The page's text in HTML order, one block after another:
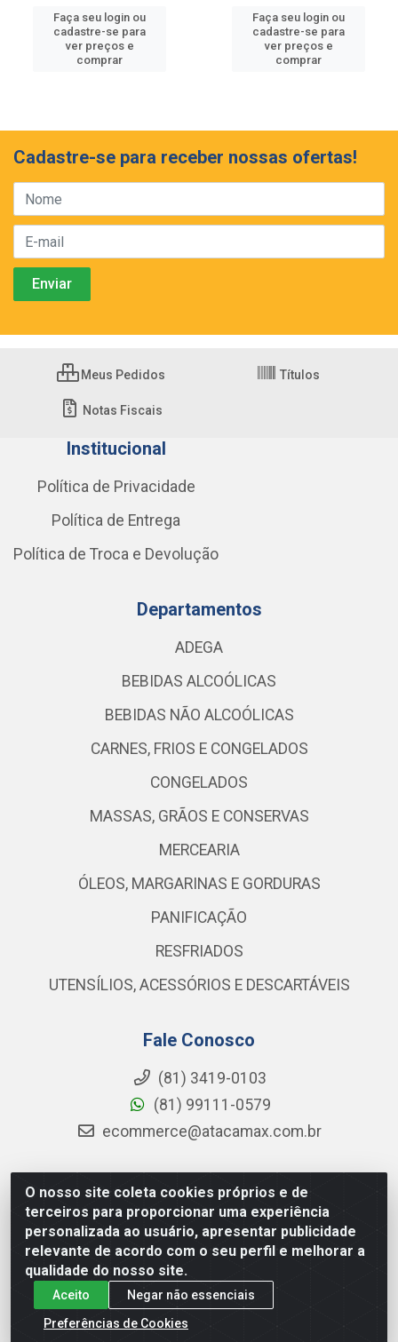
Faça seu login ou
cadastre-se para
ver preços e
comprar
Faça seu login ou
cadastre-se para
ver preços e
comprar
O nosso site coleta cookies próprios e de
terceiros para proporcionar uma experiência
personalizada ao usuário, apresentar publicidade
relevante de acordo com o seu perfil e melhorar a
qualidade do nosso site.
Aceito
Negar não essenciais
Preferências de Cookies
Cadastre-se para receber nossas ofertas!
Meus Pedidos Títulos
Notas Fiscais
Institucional
Política de Privacidade
Política de Entrega
Política de Troca e Devolução
Departamentos
ADEGA
BEBIDAS ALCOÓLICAS
BEBIDAS NÃO ALCOÓLICAS
CARNES, FRIOS E CONGELADOS
CONGELADOS
MASSAS, GRÃOS E CONSERVAS
MERCEARIA
ÓLEOS, MARGARINAS E GORDURAS
PANIFICAÇÃO
RESFRIADOS
UTENSÍLIOS, ACESSÓRIOS E DESCARTÁVEIS
Fale Conosco
(81) 3419-0103
(81) 99111-0579
ecommerce@atacamax.com.br
Atacamax Importadora de Alimentos LTDA - RODOVIA BR-
101 - SUL, KM 79,60 GP E GALPAO:D - Muribeca, Jaboatão dos
Guararapes - PE, 54355-010 - CNPJ 08.305.623/0001-84